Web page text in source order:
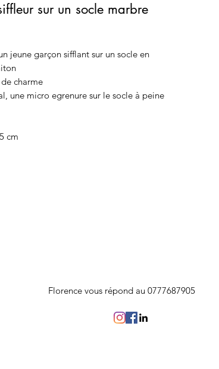
sur un socle marbre
jeune garçon sifflant sur un socle en
charme
une micro egrenure sur le socle à peine
cm
Florence vous répond au 0777687905